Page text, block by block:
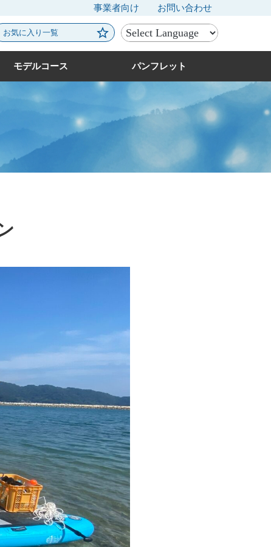
モデルコース パンフレット
お気に入り一覧
事業者向け お問い合わせ